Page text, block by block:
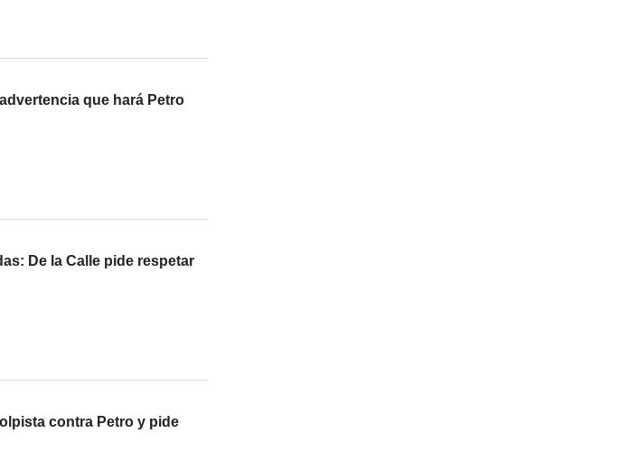
que hará Petro
De la Calle pide respetar
contra Petro y pide